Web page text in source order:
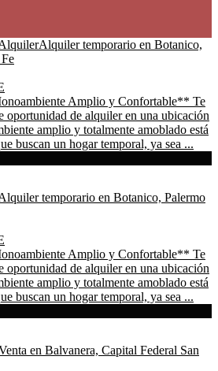
Amplio y Confortable** Te
oportunidad de alquiler en una ubicación
amplio y totalmente amoblado está
buscan un hogar temporal, ya sea ...
Amplio y Confortable** Te
oportunidad de alquiler en una ubicación
amplio y totalmente amoblado está
buscan un hogar temporal, ya sea ...